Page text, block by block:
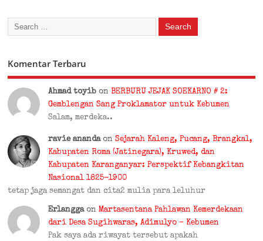
Komentar Terbaru
Ahmad toyib on BERBURU JEJAK SOEKARNO # 2:
Gemblengan Sang Proklamator untuk Kebumen
Salam, merdeka..
ravie ananda on Sejarah Kaleng, Pucang, Brangkal,
Kabupaten Roma (Jatinegara), Kruwed, dan
Kabupaten Karanganyar: Perspektif Kebangkitan
Nasional 1825-1900
tetap jaga semangat dan cita2 mulia para leluhur
Erlangga on Martasentana Pahlawan Kemerdekaan
dari Desa Sugihwaras, Adimulyo – Kebumen
Pak saya ada riwayat tersebut apakah